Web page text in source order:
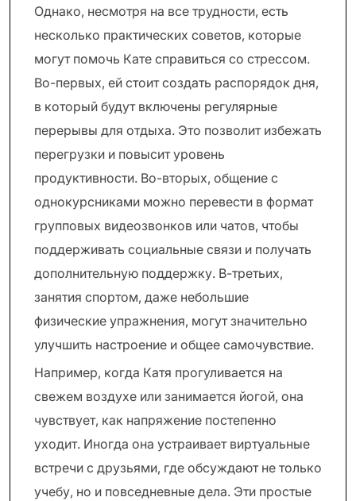
Однако, несмотря на все трудности, есть
несколько практических советов, которые
могут помочь Кате справиться со стрессом.
Во-первых, ей стоит создать распорядок дня,
в который будут включены регулярные
перерывы для отдыха. Это позволит избежать
перегрузки и повысит уровень
продуктивности. Во-вторых, общение с
однокурсниками можно перевести в формат
групповых видеозвонков или чатов, чтобы
поддерживать социальные связи и получать
дополнительную поддержку. В-третьих,
занятия спортом, даже небольшие
физические упражнения, могут значительно
улучшить настроение и общее самочувствие.
Например, когда Катя прогуливается на
свежем воздухе или занимается йогой, она
чувствует, как напряжение постепенно
уходит. Иногда она устраивает виртуальные
встречи с друзьями, где обсуждают не только
учебу, но и повседневные дела. Эти простые